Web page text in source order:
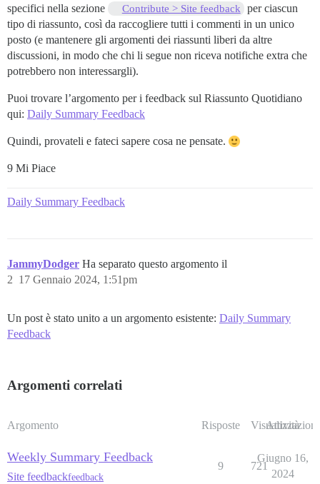
specifici nella sezione
Contribute > Site feedback per ciascun
tipo di riassunto, così da raccogliere tutti i commenti in un unico
posto (e mantenere gli argomenti dei riassunti liberi da altre
discussioni, in modo che chi li segue non riceva notifiche extra che
potrebbero non interessargli).
Puoi trovare l’argomento per i feedback sul Riassunto Quotidiano
qui: Daily Summary Feedback
Quindi, provateli e fateci sapere cosa ne pensate.
9 Mi Piace
Daily Summary Feedback
JammyDodger Ha separato questo argomento il
17 Gennaio 2024, 1:51pm
2
Un post è stato unito a un argomento esistente: Daily Summary
Feedback
Argomenti correlati
Argomento Risposte Visualizzazioni
Attività
Weekly Summary Feedback
Site feedbackfeedback
9 721
Giugno 16,
2024